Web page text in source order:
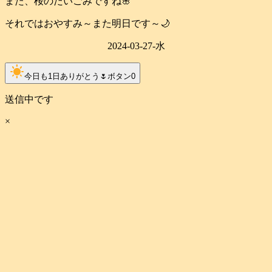
それではおやすみ～また明日です～🌙
2024-03-27-水
clear_day今日も1日ありがとう🌷ボタン0
送信中です
×